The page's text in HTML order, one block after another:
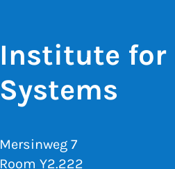
Institute for
Systems
Mersinweg 7
Room Y2.222